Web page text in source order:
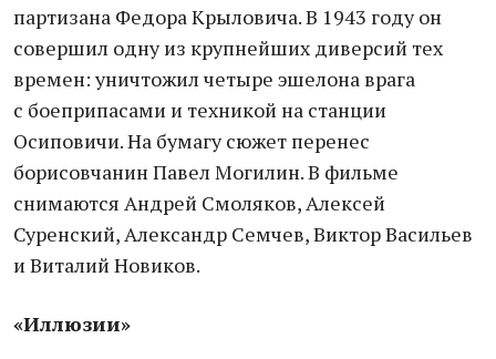
партизана Федора Крыловича. В 1943 году он
совершил одну из крупнейших диверсий тех
времен: уничтожил четыре эшелона врага
с боеприпасами и техникой на станции
Осиповичи. На бумагу сюжет перенес
борисовчанин Павел Могилин. В фильме
снимаются Андрей Смоляков, Алексей
Суренский, Александр Семчев, Виктор Васильев
и Виталий Новиков.
«Иллюзии»